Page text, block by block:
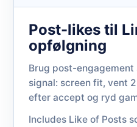
Post-likes til
opfølgning
Brug post-
signal: screen fit, vent
efter accept og ryd
Includes Like of Posts